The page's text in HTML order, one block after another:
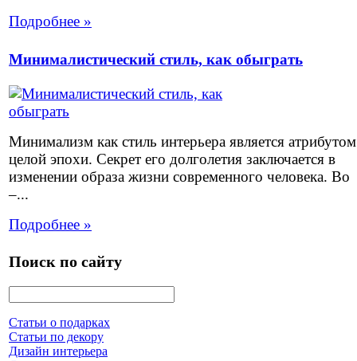
Подробнее »
Минималистический стиль, как обыграть
Минимализм как стиль интерьера является атрибутом
целой эпохи. Секрет его долголетия заключается в
изменении образа жизни современного человека. Во
–...
Подробнее »
Поиск по сайту
Статьи о подарках
Статьи по декору
Дизайн интерьера